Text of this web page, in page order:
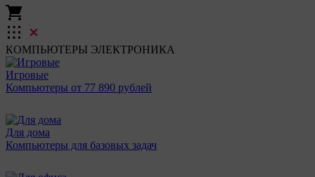
КОМПЬЮТЕРЫ ЭЛЕКТРОНИКА
Игровые
Компьютеры от 77 890 рублей
Для дома
Компьютеры для базовых задач